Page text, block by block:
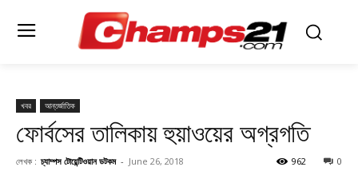
খবর আন্তর্জাতিক
ফোর্বসের তালিকায় হুয়াওয়ের অগ্রগতি
লেখক : চ্যাম্পস টোয়েন্টিওয়ান ডটকম - June 26, 2018 0
962